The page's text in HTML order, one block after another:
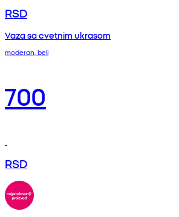
RSD
Vaza sa cvetnim ukrasom
moderan, beli
700
RSD